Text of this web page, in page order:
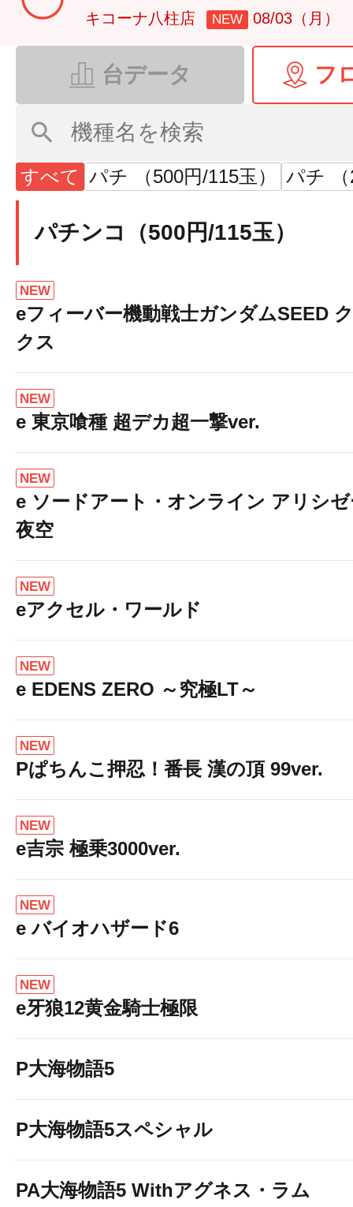
キコーナ八柱店 NEW 08/03（月）
台データ フ
すべて パチ （500円/115玉） パチ
パチンコ（500円/115玉）
NEW
eフィーバー機動戦士ガンダムSEED
クス
NEW
e 東京喰種 超デカ超一撃ver.
NEW
e ソードアート・オンライン アリシ
夜空
NEW
eアクセル・ワールド
NEW
e EDENS ZERO ～究極LT～
NEW
Pぱちんこ押忍！番長 漢の頂 99ver.
NEW
e吉宗 極乗3000ver.
NEW
e バイオハザード6
NEW
e牙狼12黄金騎士極限
P大海物語5
P大海物語5スペシャル
PA大海物語5 Withアグネス・ラム